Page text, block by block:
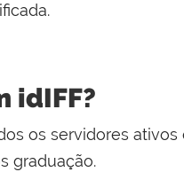
idIFF?
os servidores
graduação.